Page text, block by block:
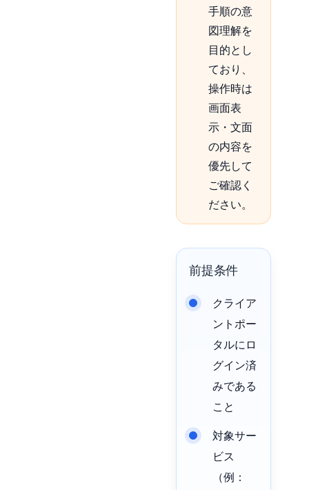
手順の意
図理解を
目的とし
ており、
操作時は
画面表
示・文面
の内容を
優先して
ご確認く
ださい。
前提条件
クライア
ントポー
タルにロ
グイン済
みである
こと
対象サー
ビス
（例：